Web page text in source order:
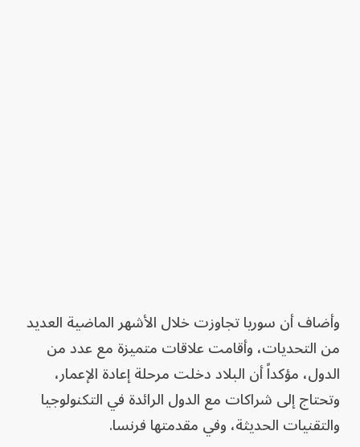
وأضاف أن سوريا تجاوزت خلال الأشهر الماضية العديد
من التحديات، وأقامت علاقات متميزة مع عدد من
الدول، مؤكداً أن البلاد دخلت مرحلة إعادة الإعمار،
وتحتاج إلى شراكات مع الدول الرائدة في التكنولوجيا
والتقنيات الحديثة، وفي مقدمتها فرنسا.